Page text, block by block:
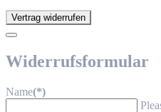
Vertrag widerrufen
Widerrufsformular
Name(*)